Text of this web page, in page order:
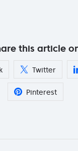
this article
Twitter
Pinterest